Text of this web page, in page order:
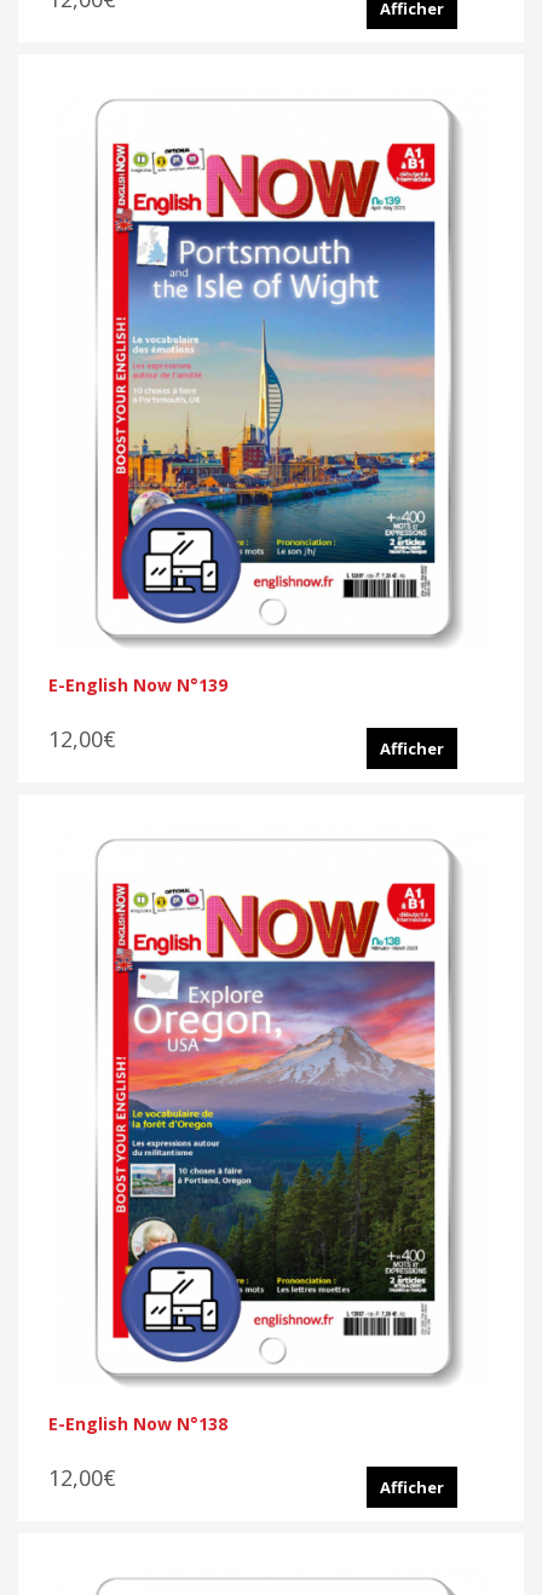
Afficher
E-English Now N°139
12,00€ Afficher
E-English Now N°138
12,00€ Afficher